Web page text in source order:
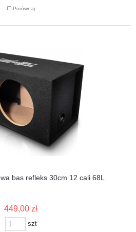
Porównaj
bas refleks 30cm 12 cali 68L
449,00 zł
szt